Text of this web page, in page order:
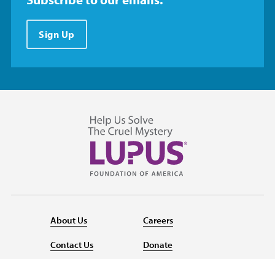
Sign Up
About Us
Contact Us
Careers
Donate